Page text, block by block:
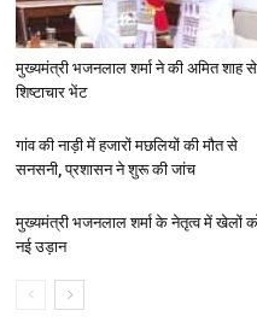
मुख्यमंत्री भजनलाल शर्मा ने की अमित शाह से
शिष्टाचार भेंट
गांव की नाड़ी में हजारों मछलियों की मौत से
सनसनी, प्रशासन ने शुरू की जांच
मुख्यमंत्री भजनलाल शर्मा के नेतृत्व में खेलों
नई उड़ान